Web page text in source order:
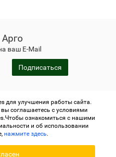
ваш E-Mail
Подписаться
офертой
Политика
публичной офертой
Регистрация в Арго
Арго © 2006-2026 ИП
для улучшения работы сайта.
соглашаетесь с условиями
ознакомиться с нашими
и об использовании
нажмите здесь.